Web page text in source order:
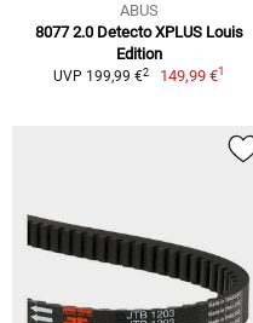
ABUS
8077 2.0 Detecto XPLUS Louis
Edition
UVP 199,99 €2 149,99 €1